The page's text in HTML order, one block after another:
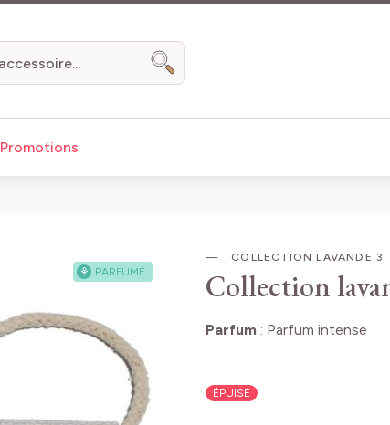
Promotions
Chercher
⚘ PARFUMÉ
COLLECTION LAVANDE 3
Collection
Parfum: Parfum intense
ÉPUISÉ